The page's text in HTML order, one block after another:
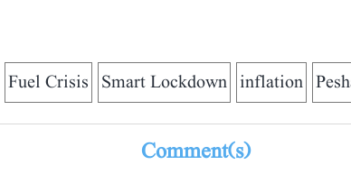
inflation
Smart Lockdown
Fuel Crisis
Comment(s)